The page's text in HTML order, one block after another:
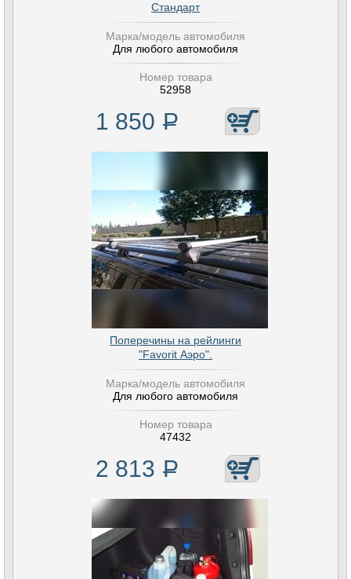
Стандарт
Марка/модель автомобиля
Для любого автомобиля
Номер товара
52958
1 850 Р
Поперечины на рейлинги
"Favorit Аэро".
Марка/модель автомобиля
Для любого автомобиля
Номер товара
47432
2 813 Р